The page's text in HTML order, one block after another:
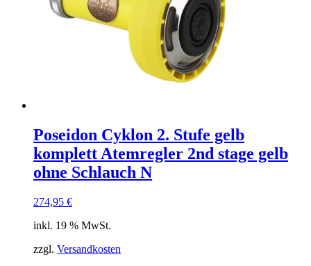
können
der
Produktseite
gewählt
werden
Poseidon Cyklon 2. Stufe gelb
komplett Atemregler 2nd stage gelb
ohne Schlauch N
274,95 €
inkl. 19 % MwSt.
zzgl. Versandkosten